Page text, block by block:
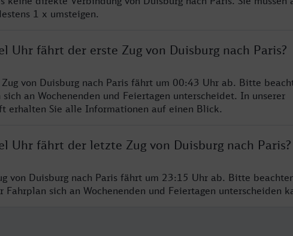
1 x umsteigen.
Uhr fährt der erste Zug von Duisburg nach Paris?
von Duisburg nach Paris fährt um 00:43 Uhr ab. Bitte
an Wochenenden und Feiertagen unterscheidet. In unserer
erhalten Sie alle Informationen auf einen Blick.
Uhr fährt der letzte Zug von Duisburg nach Paris?
von Duisburg nach Paris fährt um 23:15 Uhr ab. Bitte
Fahrplan sich an Wochenenden und Feiertagen unterscheiden